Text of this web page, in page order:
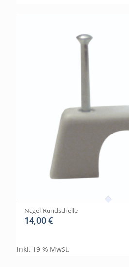
Nagel-Rundschelle
14,00 €
inkl. 19 % MwSt.